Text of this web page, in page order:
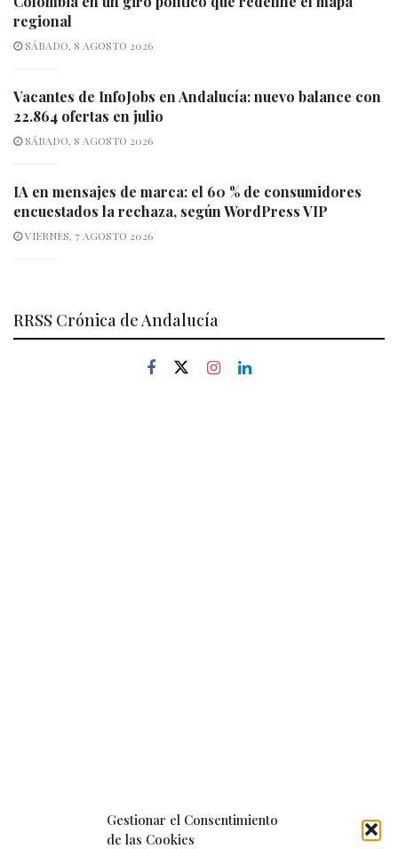
Gestionar el Consentimiento
de las Cookies
regional
SÁBADO, 8 AGOSTO 2026
Vacantes de InfoJobs en Andalucía: nuevo balance con
22.864 ofertas en julio
SÁBADO, 8 AGOSTO 2026
IA en mensajes de marca: el 60 % de consumidores
encuestados la rechaza, según WordPress VIP
VIERNES, 7 AGOSTO 2026
RRSS Crónica de Andalucía